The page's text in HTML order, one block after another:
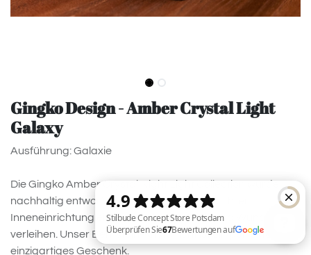
Gingko Design - Amber Crystal Light
Galaxy
Ausführung: Galaxie
Die Gingko Amber Crystal Night Light Collection wurde
nachhaltig entworfen, um Ihrem Raum und Ihrer
Inneneinrichtung einen Hauch von Magie und Wunder zu
verleihen. Unser Bernstein-Kristalllicht ist ein perfektes,
einzigartiges Geschenk.